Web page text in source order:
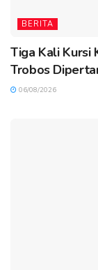
BERITA
Tiga Kali Kursi
Trobos
06/08/2026